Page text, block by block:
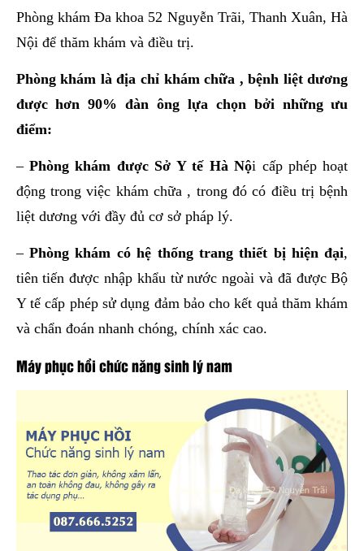
Phòng khám Đa khoa 52 Nguyễn Trãi, Thanh Xuân, Hà
Nội để thăm khám và điều trị.
Phòng khám là địa chỉ khám chữa , bệnh liệt dương
được hơn 90% đàn ông lựa chọn bởi những ưu
điểm:
–Phòng khám được Sở Y tế Hà Nội cấp phép hoạt
động trong việc khám chữa , trong đó có điều trị bệnh
liệt dương với đầy đủ cơ sở pháp lý.
–Phòng khám có hệ thống trang thiết bị hiện đại,
tiên tiến được nhập khẩu từ nước ngoài và đã được Bộ
Y tế cấp phép sử dụng đảm bảo cho kết quả thăm khám
và chẩn đoán nhanh chóng, chính xác cao.
Máy phục hồi chức năng sinh lý nam